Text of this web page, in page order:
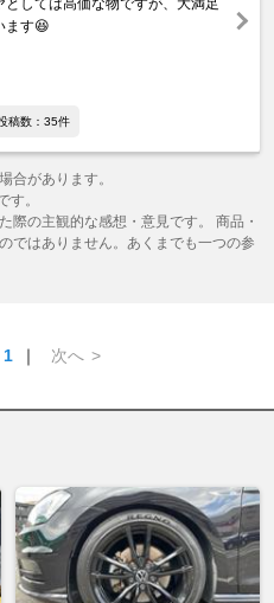
としては高価な物ですが、大満足
ます😆
稿数：35件
合があります。
。
の主観的な感想・意見です。 商品・
ではありません。あくまでも一つの参
1 ｜ 次へ >